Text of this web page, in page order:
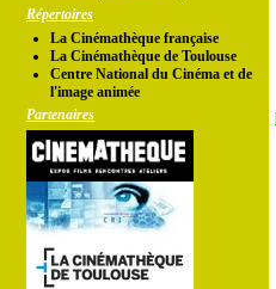
Répertoires
La Cinémathèque française
La Cinémathèque de Toulouse
Centre National du Cinéma et de
l'image animée
Partenaires